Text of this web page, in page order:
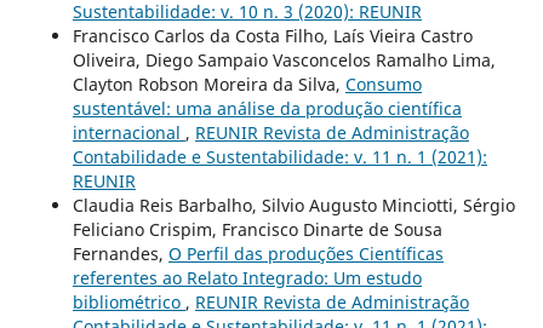
Sustentabilidade: v. 10 n. 3 (2020): REUNIR
Francisco Carlos da Costa Filho, Laís Vieira Castro
Oliveira, Diego Sampaio Vasconcelos Ramalho Lima,
Clayton Robson Moreira da Silva, Consumo
sustentável: uma análise da produção científica
internacional , REUNIR Revista de Administração
Contabilidade e Sustentabilidade: v. 11 n. 1 (2021):
REUNIR
Claudia Reis Barbalho, Silvio Augusto Minciotti, Sérgio
Feliciano Crispim, Francisco Dinarte de Sousa
Fernandes, O Perfil das produções Científicas
referentes ao Relato Integrado: Um estudo
bibliométrico , REUNIR Revista de Administração